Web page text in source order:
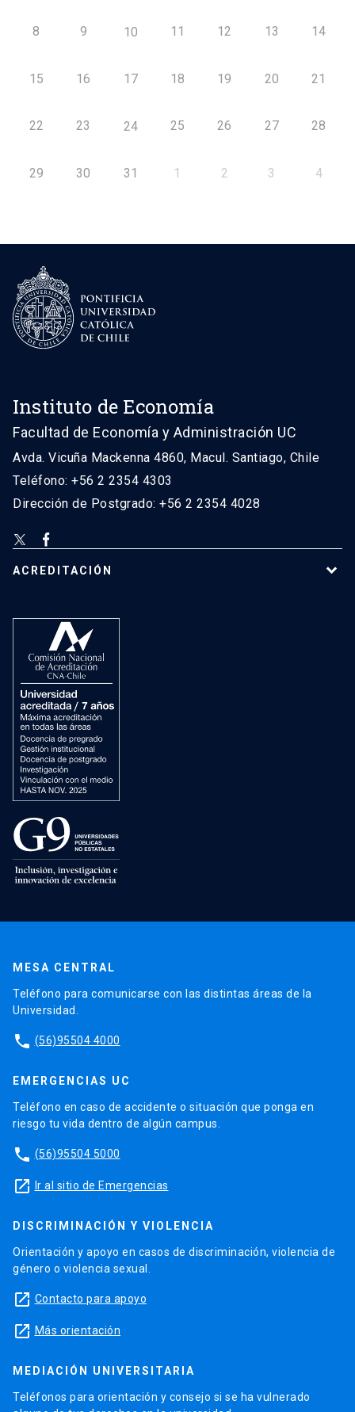
8 9 10 11 12 13 14
15 16 17 18 19 20 21
22 23 24 25 26 27 28
29 30 31 1 2 3 4
Instituto de Economía
Facultad de Economía y Administración UC
Avda. Vicuña Mackenna 4860, Macul. Santiago, Chile
Teléfono: +56 2 2354 4303
Dirección de Postgrado: +56 2 2354 4028
ACREDITACIÓN
MESA CENTRAL
Teléfono para comunicarse con las distintas áreas de la
Universidad.
phone (56)95504 4000
EMERGENCIAS UC
Teléfono en caso de accidente o situación que ponga en
riesgo tu vida dentro de algún campus.
phone (56)95504 5000
launch Ir al sitio de Emergencias
DISCRIMINACIÓN Y VIOLENCIA
Orientación y apoyo en casos de discriminación, violencia de
género o violencia sexual.
launch Contacto para apoyo
launch Más orientación
MEDIACIÓN UNIVERSITARIA
Teléfonos para orientación y consejo si se ha vulnerado